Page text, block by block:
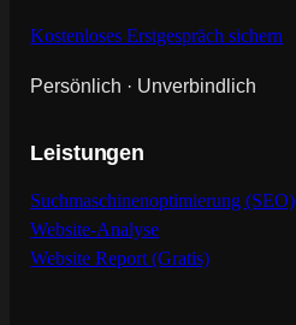
Kostenloses Erstgespräch sichern
Persönlich · Unverbindlich
Leistungen
Suchmaschinenoptimierung (SEO)
Website-Analyse
Website Report (Gratis)